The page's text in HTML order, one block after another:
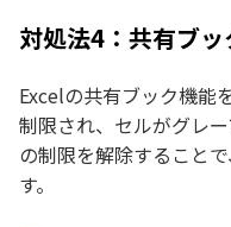
対処法4：共有ブ
Excelの共有ブック機能
制限され、セルがグレ
の制限を解除すること
す。